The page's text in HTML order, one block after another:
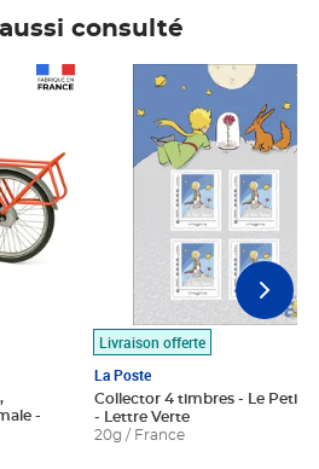
consulté
Livraison offerte
La Poste
Collector 4 timbres - Le Petit
- Lettre Verte
20g / France
Prix 7,50€